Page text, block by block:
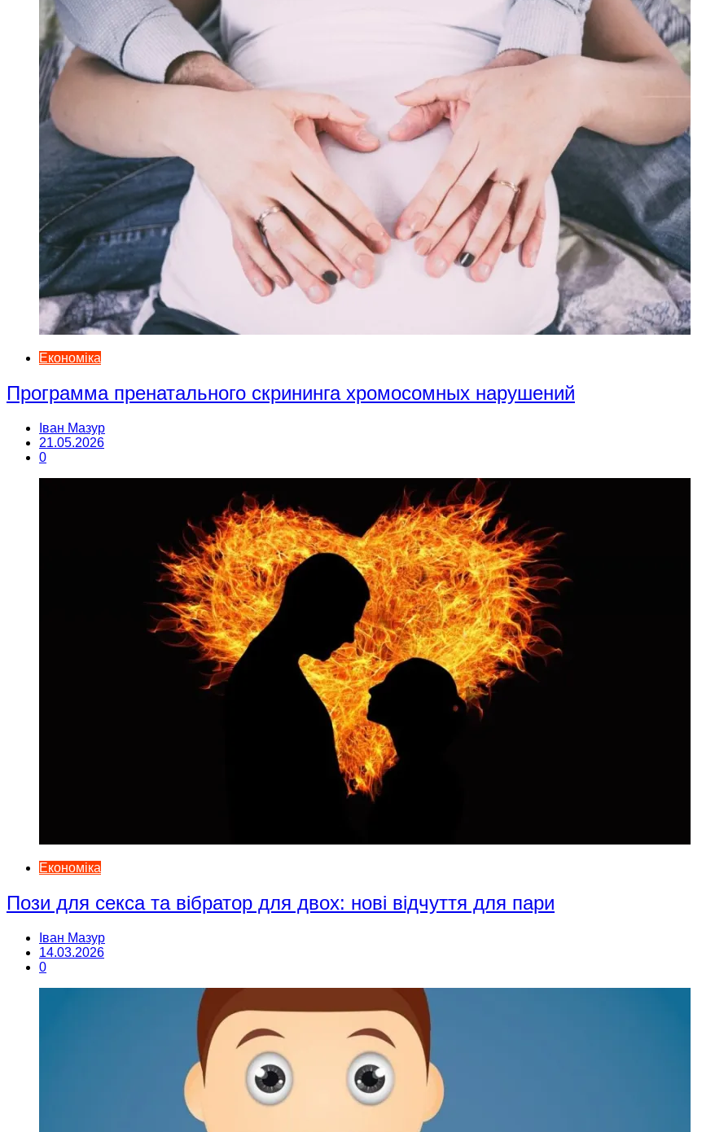
Економіка
Программа пренатального скрининга хромосомных нарушений
Іван Мазур
21.05.2026
0
Економіка
Пози для секса та вібратор для двох: нові відчуття для пари
Іван Мазур
14.03.2026
0